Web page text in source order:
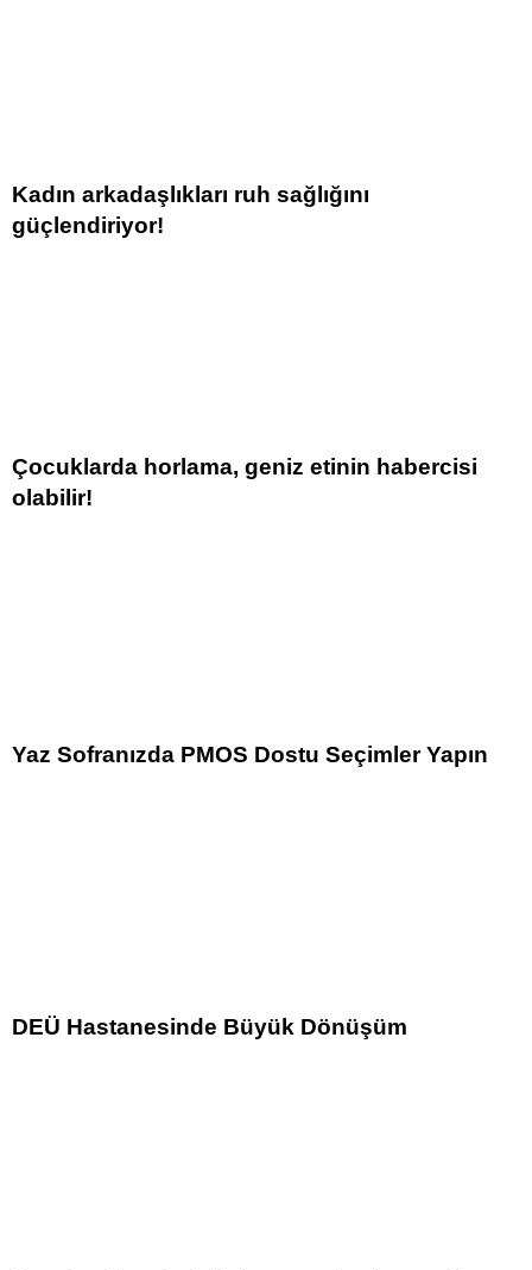
Kadın arkadaşlıkları ruh sağlığını
güçlendiriyor!
Çocuklarda horlama, geniz etinin habercisi
olabilir!
Yaz Sofranızda PMOS Dostu Seçimler Yapın
DEÜ Hastanesinde Büyük Dönüşüm